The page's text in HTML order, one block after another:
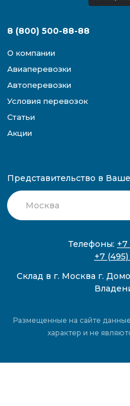
8 (800) 500-88-88
О компании
Авиаперевозки
Автоперевозки
Условия перевозок
Статьи
Акции
Представительство в
Телефоны: +7
+7
Склад в г. Москва г.
Размещенные на сайте
характер и не